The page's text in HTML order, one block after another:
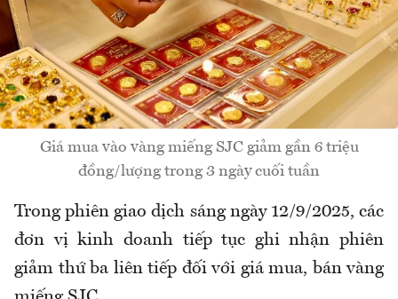
Giá mua vào vàng miếng SJC giảm gần 6 triệu
đồng/lượng trong 3 ngày cuối tuần
Trong phiên giao dịch sáng ngày 12/9/2025, các
đơn vị kinh doanh tiếp tục ghi nhận phiên
giảm thứ ba liên tiếp đối với giá mua, bán vàng